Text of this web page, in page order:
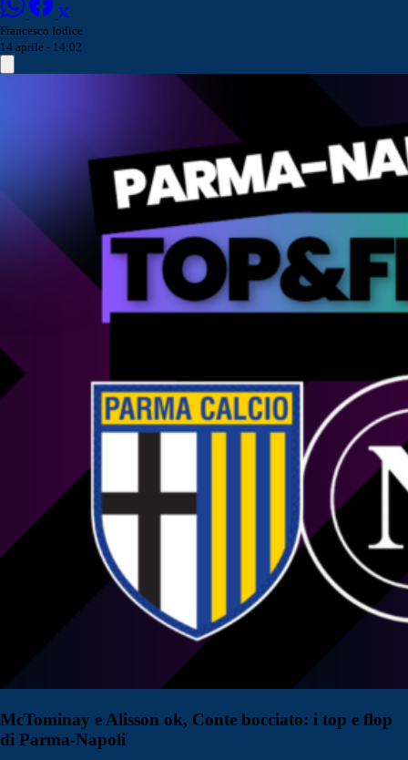
Francesco Iodice
14 aprile - 14:02
McTominay e Alisson ok, Conte bocciato: i top e flop
di Parma-Napoli